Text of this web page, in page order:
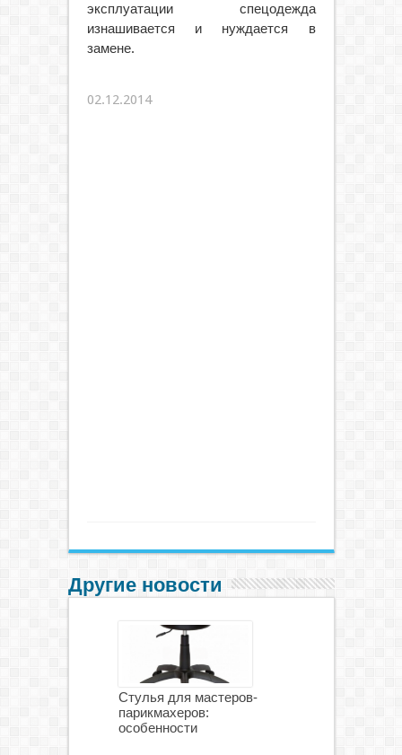
эксплуатации спецодежда
изнашивается и нуждается в
замене.
02.12.2014
Другие новости
Стулья для мастеров-
парикмахеров:
особенности